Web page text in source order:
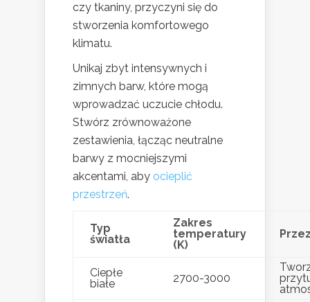
czy tkaniny, przyczyni się do
stworzenia komfortowego
klimatu.
Unikaj zbyt intensywnych i
zimnych barw, które mogą
wprowadzać uczucie chłodu.
Stwórz zrównoważone
zestawienia, łącząc neutralne
barwy z mocniejszymi
akcentami, aby ocieplić
przestrzeń.
Typ
światła
Zakres
temperatury
(K)
Ciepłe
białe
2700-3000